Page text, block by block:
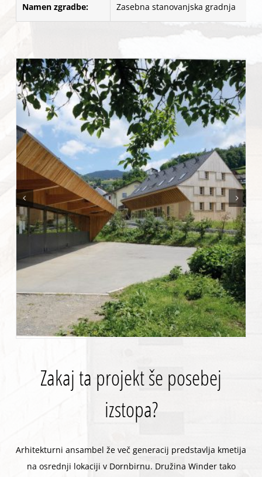
Namen zgradbe: Zasebna stanovanjska gradnja
Zakaj ta projekt še posebej
izstopa?
Arhitekturni ansambel že več generacij predstavlja kmetija
na osrednji lokaciji v Dornbirnu. Družina Winder tako